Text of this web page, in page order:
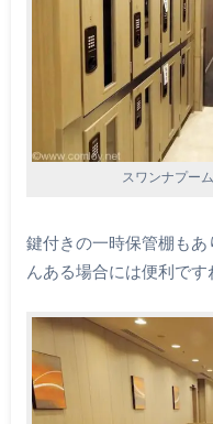
スワンナプー
鍵付きの一時保管棚も
んある場合には便利です